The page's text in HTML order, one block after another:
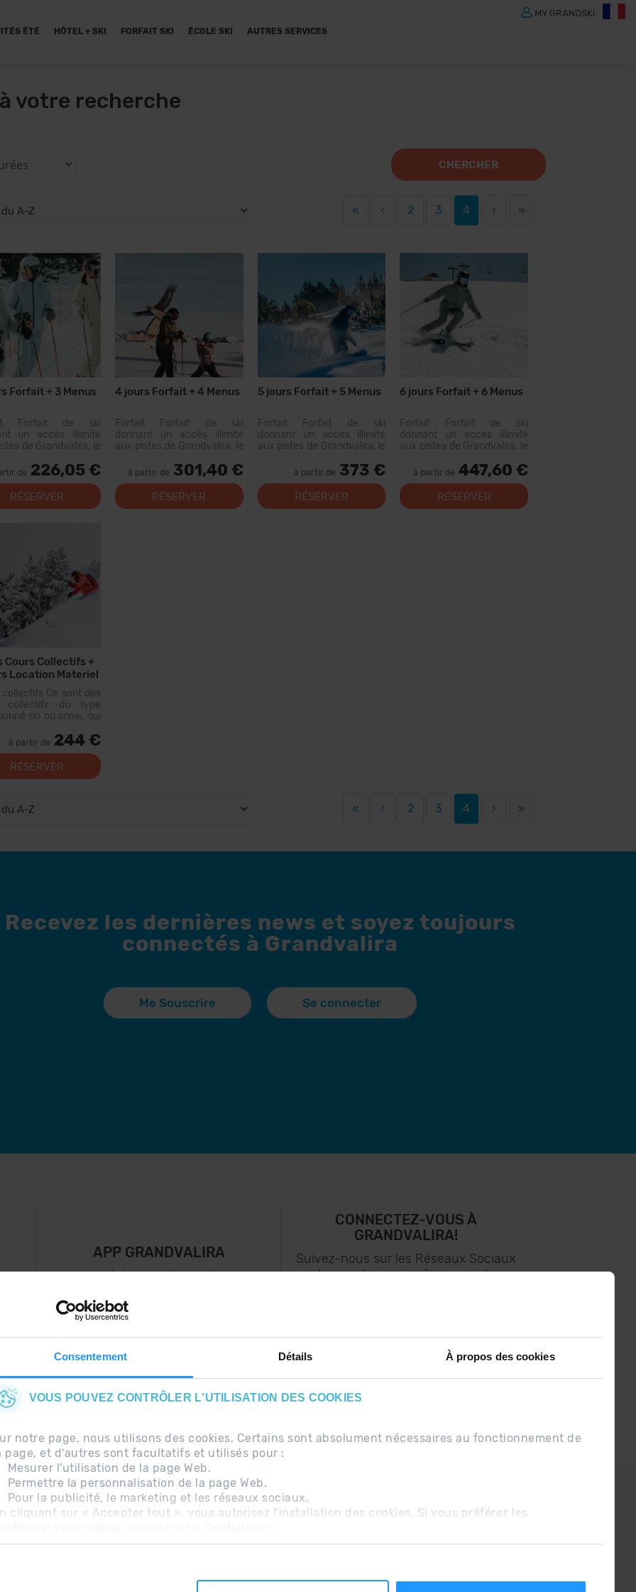
Consentement Détails À propos des cookies
VOUS POUVEZ CONTRÔLER L'UTILISATION DES COOKIES
notre page, nous utilisons des cookies. Certains sont absolument nécessaires au fonctionnement de
page, et d'autres sont facultatifs et utilisés pour :
Mesurer l'utilisation de la page Web.
Permettre la personnalisation de la page Web.
Pour la publicité, le marketing et les réseaux sociaux.
cliquant sur « Accepter tout », vous autorisez l'installation des cookies. Si vous préférez les
ÉTÉ HÔTEL + SKI FORFAIT SKI ÉCOLE SKI AUTRES SERVICES
MY GRANDSKI
votre recherche
CHERCHER
« ‹ 2 3 4 › »
Forfait + 3 Menus
Forfait de ski
un accès illimité
de Grandvalira, le
Avec ce
vous pourrez
plus de 200 km de
avec des options
de 226,05 €
RÉSERVER
4 jours Forfait + 4 Menus
Forfait Forfait de ski
donnant un accès illimité
aux pistes de Grandvalira, le
des Pyrénées. Avec ce
forfait, vous pourrez
parcourir plus de 200 km de
pistes, avec des options
à partir de 301,40 €
RÉSERVER
5 jours Forfait + 5 Menus
Forfait Forfait de ski
donnant un accès illimité
aux pistes de Grandvalira, le
des Pyrénées. Avec ce
forfait, vous pourrez
parcourir plus de 200 km de
pistes, avec des options
à partir de 373 €
RÉSERVER
6 jours Forfait + 6 Menus
Forfait Forfait de ski
donnant un accès illimité
aux pistes de Grandvalira, le
des Pyrénées. Avec ce
forfait, vous pourrez
parcourir plus de 200 km de
pistes, avec des options
à partir de 447,60 €
RÉSERVER
Cours Collectifs +
Location Materiel
collectifs Ce sont des
collectifs du type
ski ou snow, qui
ayant un niveau
Le premier jour,...
à partir de 244 €
RÉSERVER
« ‹ 2 3 4 › »
Recevez les dernières news et soyez toujours
connectés à Grandvalira
Me Souscrire Se connecter
APP GRANDVALIRA
Maintenant, l'essentiel
CONNECTEZ-VOUS À
GRANDVALIRA!
Suivez-nous sur les Réseaux Sociaux
et soyez le premier à recevoir les
Avis légal Information complémentaire RGPDUE